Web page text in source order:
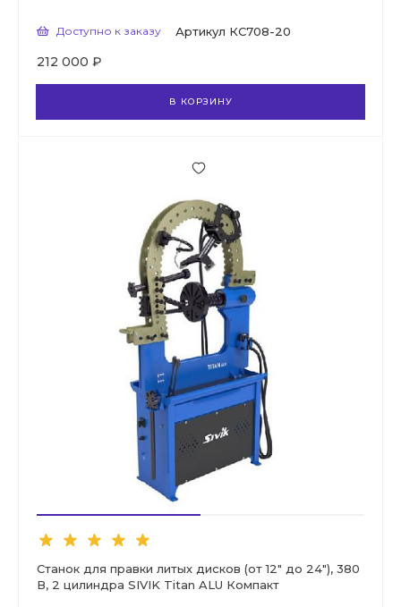
Доступно к заказу Артикул КС708-20
212 000 ₽
В КОРЗИНУ
Станок для правки литых дисков (от 12" до 24"), 380
В, 2 цилиндра SIVIK Titan ALU Компакт